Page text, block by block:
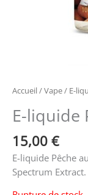
Accueil/Vape/ E-
E-liquide
15,00 €
E-liquide Pêche
Spectrum Extract.